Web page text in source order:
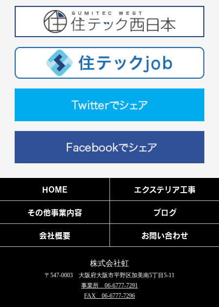
HOME エクステリア工事
その他事業内容 ブログ
会社概要 お問い合わせ
株式会社虹
〒547-0003 大阪府大阪市平野区加美南5丁目5-11
事業所 06-6777-7291
FAX 06-6777-7296